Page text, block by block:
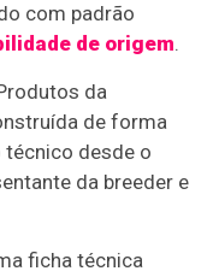
com padrão
de origem.
da
de forma
técnico desde o
da breeder e
ficha técnica